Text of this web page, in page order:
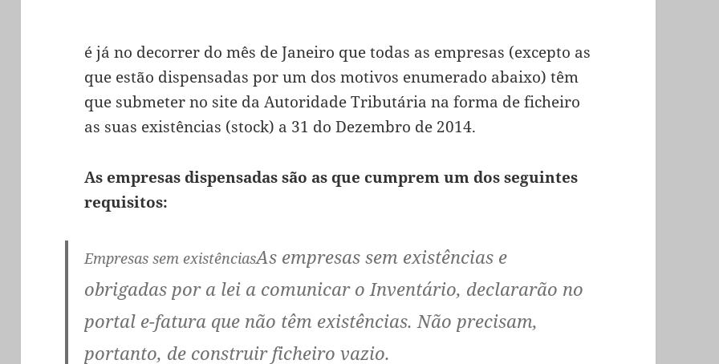
é já no decorrer do mês de Janeiro que todas as empresas (excepto as
que estão dispensadas por um dos motivos enumerado abaixo) têm
que submeter no site da Autoridade Tributária na forma de ficheiro
as suas existências (stock) a 31 do Dezembro de 2014.
As empresas dispensadas são as que cumprem um dos seguintes
requisitos:
Empresas sem existênciasAs empresas sem existências e
obrigadas por a lei a comunicar o Inventário, declararão no
portal e-fatura que não têm existências. Não precisam,
portanto, de construir ficheiro vazio.